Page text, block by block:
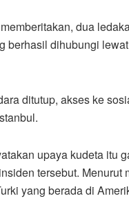
memberitakan, dua
berhasil dihubungi
ditutup, akses ke
upaya kudeta itu
tersebut.
yang berada di